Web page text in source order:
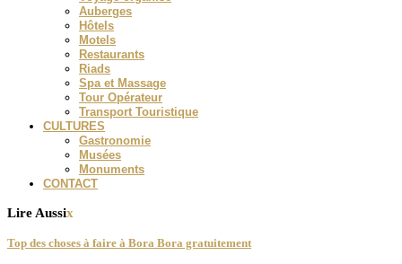
Auberges
Hôtels
Motels
Restaurants
Riads
Spa et Massage
Tour Opérateur
Transport Touristique
CULTURES
Gastronomie
Musées
Monuments
CONTACT
Lire Aussix
Top des choses à faire à Bora Bora gratuitement